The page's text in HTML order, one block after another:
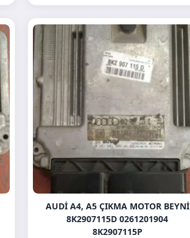
AUDI A4, A5 ÇIKMA MOTOR BEYNI
8K2907115D 0261201904
8K2907115P